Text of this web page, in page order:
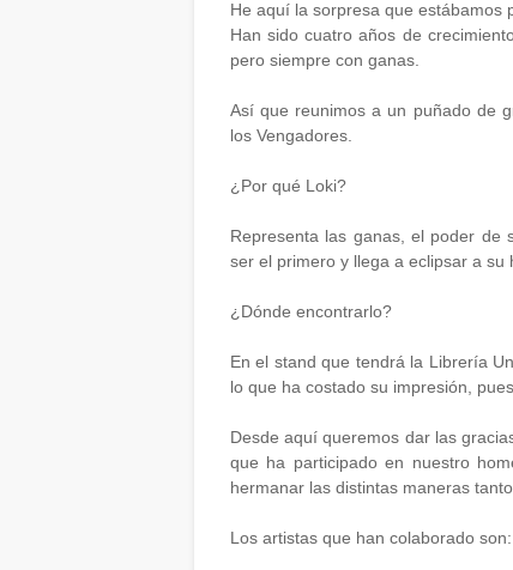
He aquí la sorpresa que estábamos
Han sido cuatro años de
pero siempre con ganas.
Así que reunimos a un puñado de
los Vengadores.
¿Por qué Loki?
Representa las ganas, el poder de
ser el primero y llega a eclipsar a su
¿Dónde encontrarlo?
En el stand que tendrá la Librería
lo que ha costado su impresión,
Desde aquí queremos dar las
que ha participado en nuestro
hermanar las distintas maneras
Los artistas que han colaborado son: